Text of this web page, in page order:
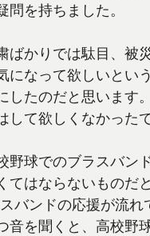
問を持ちました。
ばかりでは駄目、被
になって欲しいとい
したのだと思います
して欲しくなかったで
野球でのブラスバン
てはならないものだ
バンドの応援が流れ
音を聞くと、高校野